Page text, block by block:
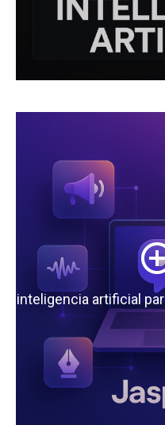
la inteligencia artificial